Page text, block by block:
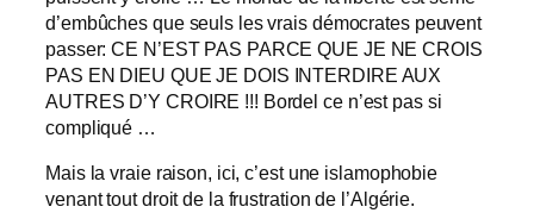
d’embûches que seuls les vrais démocrates peuvent
passer: CE N’EST PAS PARCE QUE JE NE CROIS
PAS EN DIEU QUE JE DOIS INTERDIRE AUX
AUTRES D’Y CROIRE !!! Bordel ce n’est pas si
compliqué …
Mais la vraie raison, ici, c’est une islamophobie
venant tout droit de la frustration de l’Algérie.